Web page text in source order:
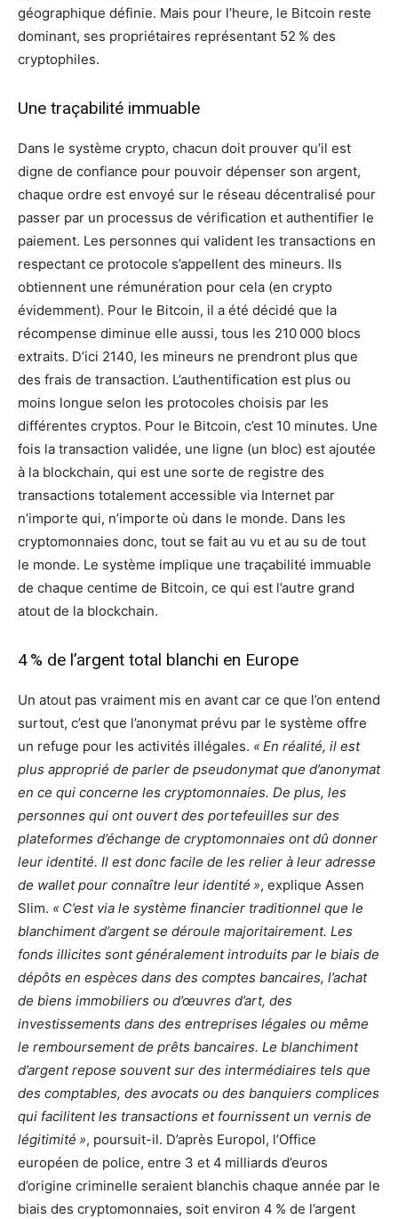
géographique définie. Mais pour l’heure, le Bitcoin reste
dominant, ses propriétaires représentant 52 % des
cryptophiles.
Une traçabilité immuable
Dans le système crypto, chacun doit prouver qu’il est
digne de confiance pour pouvoir dépenser son argent,
chaque ordre est envoyé sur le réseau décentralisé pour
passer par un processus de vérification et authentifier le
paiement. Les personnes qui valident les transactions en
respectant ce protocole s’appellent des mineurs. Ils
obtiennent une rémunération pour cela (en crypto
évidemment). Pour le Bitcoin, il a été décidé que la
récompense diminue elle aussi, tous les 210 000 blocs
extraits. D’ici 2140, les mineurs ne prendront plus que
des frais de transaction. L’authentification est plus ou
moins longue selon les protocoles choisis par les
différentes cryptos. Pour le Bitcoin, c’est 10 minutes. Une
fois la transaction validée, une ligne (un bloc) est ajoutée
à la blockchain, qui est une sorte de registre des
transactions totalement accessible via Internet par
n’importe qui, n’importe où dans le monde. Dans les
cryptomonnaies donc, tout se fait au vu et au su de tout
le monde. Le système implique une traçabilité immuable
de chaque centime de Bitcoin, ce qui est l’autre grand
atout de la blockchain.
4 % de l’argent total blanchi en Europe
Un atout pas vraiment mis en avant car ce que l’on entend
surtout, c’est que l’anonymat prévu par le système offre
un refuge pour les activités illégales. « En réalité, il est
plus approprié de parler de pseudonymat que d’anonymat
en ce qui concerne les cryptomonnaies. De plus, les
personnes qui ont ouvert des portefeuilles sur des
plateformes d’échange de cryptomonnaies ont dû donner
leur identité. Il est donc facile de les relier à leur adresse
de wallet pour connaître leur identité », explique Assen
Slim. « C’est via le système financier traditionnel que le
blanchiment d’argent se déroule majoritairement. Les
fonds illicites sont généralement introduits par le biais de
dépôts en espèces dans des comptes bancaires, l’achat
de biens immobiliers ou d’œuvres d’art, des
investissements dans des entreprises légales ou même
le remboursement de prêts bancaires. Le blanchiment
d’argent repose souvent sur des intermédiaires tels que
des comptables, des avocats ou des banquiers complices
qui facilitent les transactions et fournissent un vernis de
légitimité », poursuit-il. D’après Europol, l’Office
européen de police, entre 3 et 4 milliards d’euros
d’origine criminelle seraient blanchis chaque année par le
biais des cryptomonnaies, soit environ 4 % de l’argent